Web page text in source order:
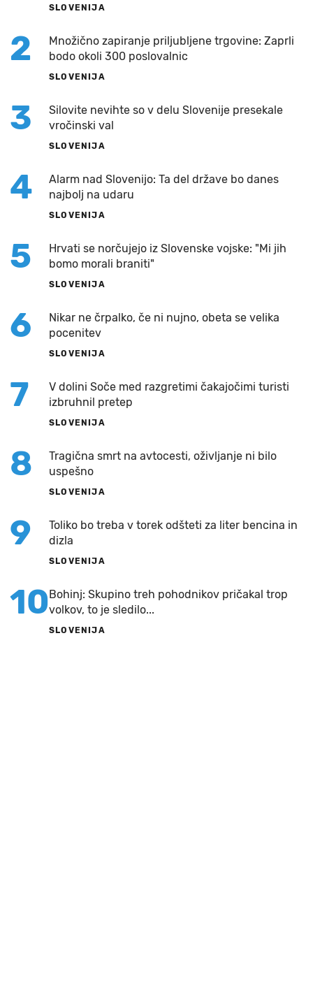
SLOVENIJA
2
Množično zapiranje priljubljene trgovine: Zaprli
bodo okoli 300 poslovalnic
SLOVENIJA
3
Silovite nevihte so v delu Slovenije presekale
vročinski val
SLOVENIJA
4
Alarm nad Slovenijo: Ta del države bo danes
najbolj na udaru
SLOVENIJA
5
Hrvati se norčujejo iz Slovenske vojske: "Mi jih
bomo morali braniti"
SLOVENIJA
6
Nikar ne črpalko, če ni nujno, obeta se velika
pocenitev
SLOVENIJA
7
V dolini Soče med razgretimi čakajočimi turisti
izbruhnil pretep
SLOVENIJA
8
Tragična smrt na avtocesti, oživljanje ni bilo
uspešno
SLOVENIJA
9
Toliko bo treba v torek odšteti za liter bencina in
dizla
SLOVENIJA
10Bohinj: Skupino treh pohodnikov pričakal trop
volkov, to je sledilo...
SLOVENIJA